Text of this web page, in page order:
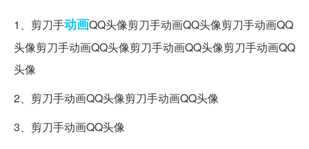
1、剪刀手动画QQ头像剪刀手动画QQ头像剪刀手动画QQ
头像剪刀手动画QQ头像剪刀手动画QQ头像剪刀手动画QQ
头像
2、剪刀手动画QQ头像剪刀手动画QQ头像
3、剪刀手动画QQ头像